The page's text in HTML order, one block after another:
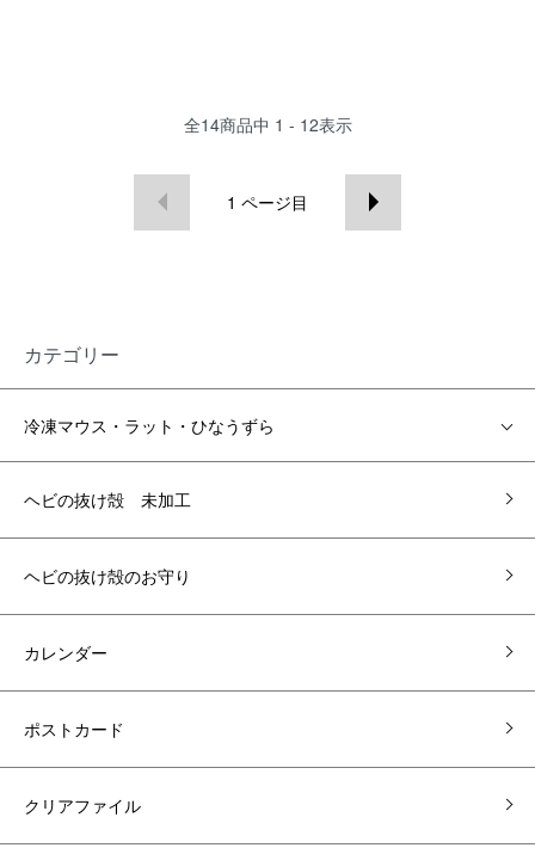
全14商品中 1 - 12表示
1 ページ目
カテゴリー
冷凍マウス・ラット・ひなうずら
ヘビの抜け殻 未加工
ヘビの抜け殻のお守り
カレンダー
ポストカード
クリアファイル